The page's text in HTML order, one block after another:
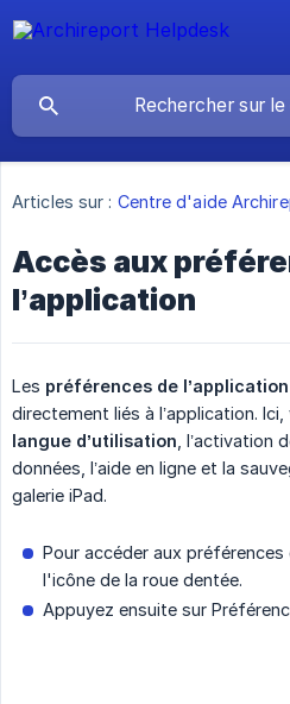
Articles sur : Centre d'aide
Accès aux
l’application
Les préférences de l’application
directement liés à l’application.
langue d’utilisation , l’activation
données, l’aide en ligne et la
galerie iPad.
Pour accéder aux
l'icône de la roue dentée.
Appuyez ensuite sur